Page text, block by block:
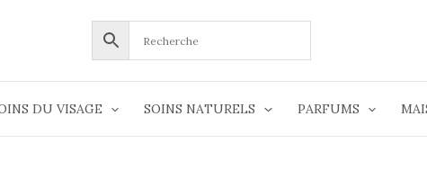
DU VISAGE SOINS NATURELS PARFUMS